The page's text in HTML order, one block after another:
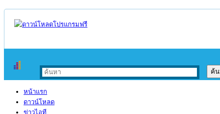
หน้าแรก
ดาวน์โหลด
ข่าวไอที